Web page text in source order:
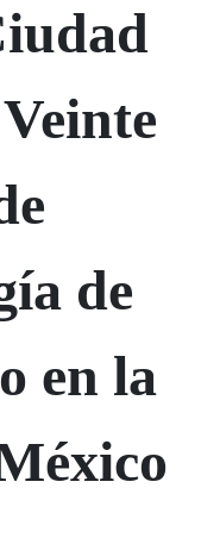
de
en la